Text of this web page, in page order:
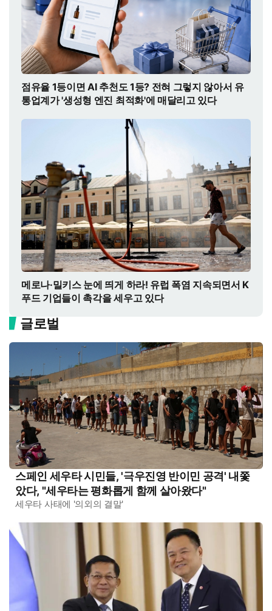
점유율 1등이면 AI 추천도 1등? 전혀 그렇지 않아서 유
통업계가 '생성형 엔진 최적화'에 매달리고 있다
메로나·밀키스 눈에 띄게 하라! 유럽 폭염 지속되면서 K
푸드 기업들이 촉각을 세우고 있다
글로벌
스페인 세우타 시민들, '극우진영 반이민 공격' 내쫓
았다, "세우타는 평화롭게 함께 살아왔다"
세우타 사태에 '의외의 결말'